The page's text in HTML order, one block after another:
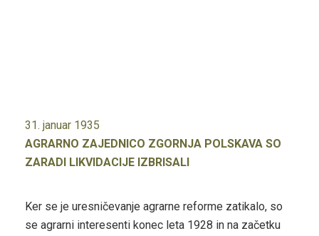
31. januar 1935
AGRARNO ZAJEDNICO ZGORNJA POLSKAVA SO
ZARADI LIKVIDACIJE IZBRISALI
Ker se je uresničevanje agrarne reforme zatikalo, so
se agrarni interesenti konec leta 1928 in na začetku